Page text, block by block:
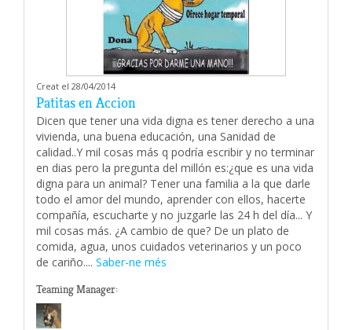
Creat el 28/04/2014
Patitas en Accion
Dicen que tener una vida digna es tener derecho a una
vivienda, una buena educación, una Sanidad de
calidad..Y mil cosas más q podría escribir y no terminar
en dias pero la pregunta del millón es:¿que es una vida
digna para un animal? Tener una familia a la que darle
todo el amor del mundo, aprender con ellos, hacerte
compañía, escucharte y no juzgarle las 24 h del día... Y
mil cosas más. ¿A cambio de que? De un plato de
comida, agua, unos cuidados veterinarios y un poco
de cariño.... Saber-ne més
Teaming Manager: